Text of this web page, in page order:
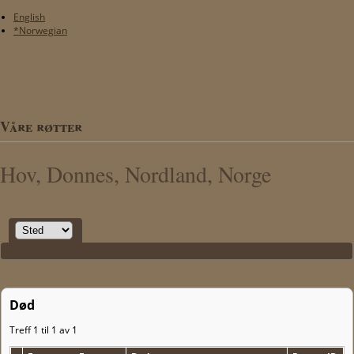
English
*Norwegian
Våre røtter
Hov, Donnes, Nordland, Norge
Død
Treff 1 til 1 av 1